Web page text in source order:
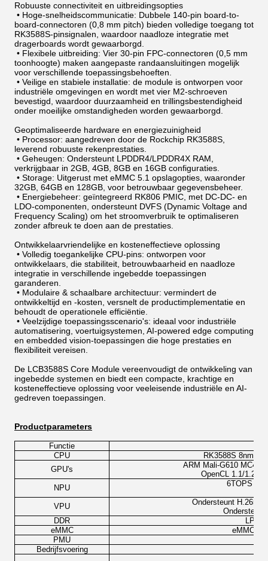
Robuuste connectiviteit en uitbreidingsopties
• Hoge-snelheidscommunicatie: Dubbele 140-pin board-to-
board-connectoren (0,8 mm pitch) bieden volledige toegang tot
RK3588S-pinsignalen, waardoor naadloze integratie met
dragerboards wordt gewaarborgd.
• Flexibele uitbreiding: Vier 30-pin FPC-connectoren (0,5 mm
toonhoogte) maken aangepaste randaansluitingen mogelijk
voor verschillende toepassingsbehoeften.
• Veilige en stabiele installatie: de module is ontworpen voor
industriële omgevingen en wordt met vier M2-schroeven
bevestigd, waardoor duurzaamheid en trillingsbestendigheid
onder moeilijke omstandigheden worden gewaarborgd.
Geoptimaliseerde hardware en energiezuinigheid
• Processor: aangedreven door de Rockchip RK3588S,
leverend robuuste rekenprestaties.
• Geheugen: Ondersteunt LPDDR4/LPDDR4X RAM,
verkrijgbaar in 2GB, 4GB, 8GB en 16GB configuraties.
• Storage: Uitgerust met eMMC 5.1 opslagopties, waaronder
32GB, 64GB en 128GB, voor betrouwbaar gegevensbeheer.
• Energiebeheer: geïntegreerd RK806 PMIC, met DC-DC- en
LDO-componenten, ondersteunt DVFS (Dynamic Voltage and
Frequency Scaling) om het stroomverbruik te optimaliseren
zonder afbreuk te doen aan de prestaties.
Ontwikkelaarvriendelijke en kosteneffectieve oplossing
• Volledig toegankelijke CPU-pins: ontworpen voor
ontwikkelaars, die stabiliteit, betrouwbaarheid en naadloze
integratie in verschillende ingebedde toepassingen
garanderen.
• Modulaire & schaalbare architectuur: vermindert de
ontwikkeltijd en -kosten, versnelt de productimplementatie en
behoudt de operationele efficiëntie.
• Veelzijdige toepassingsscenario's: ideaal voor industriële
automatisering, voertuigsystemen, AI-powered edge computing
en embedded vision-toepassingen die hoge prestaties en
flexibiliteit vereisen.
De LCB3588S Core Module vereenvoudigt de ontwikkeling van
ingebedde systemen en biedt een compacte, krachtige en
kosteneffectieve oplossing voor veeleisende industriële en AI-
gedreven toepassingen.
Productparameters
Functie
CPU
RK3588S 8nm;
GPU's
ARM Mali-G610 MC4;
OpenCL 1.1/1.23/
NPU
6TOPS
VPU
Ondersteunt H.265/
DDR
eMMC
eMMC
PMU
Bedrijfsvoering